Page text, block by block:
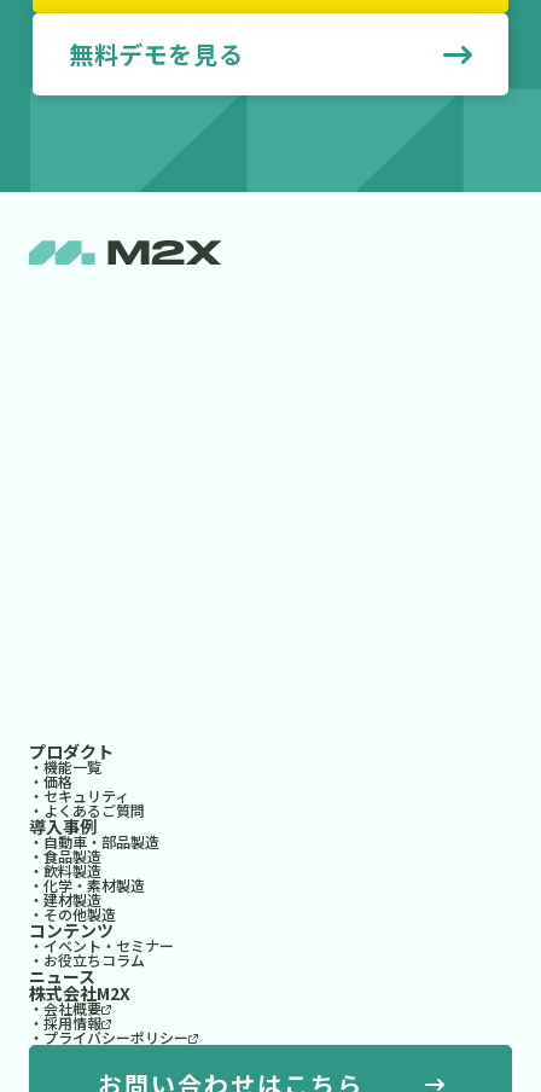
無料デモを見る
プロダクト
・機能一覧
・価格
・セキュリティ
・よくあるご質問
導入事例
・自動車・部品製造
・食品製造
・飲料製造
・化学・素材製造
・建材製造
・その他製造
コンテンツ
・イベント・セミナー
・お役立ちコラム
ニュース
株式会社M2X
・会社概要
・採用情報
・プライバシーポリシー
お問い合わせはこちら